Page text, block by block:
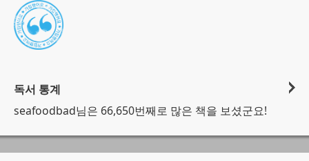
독서 통계
seafoodbad님은 66,650번째로 많은 책을 보셨군요!